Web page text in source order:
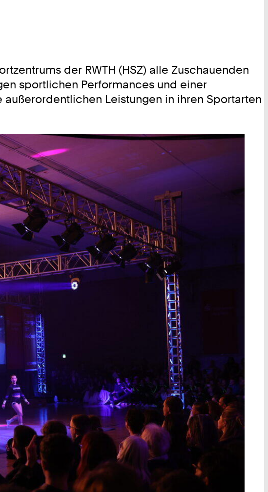
der RWTH (HSZ) alle Zuschauenden
sportlichen Performances und einer
Leistungen in ihren Sportarten